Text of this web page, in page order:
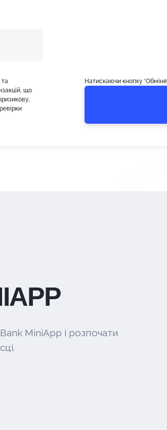
та
що
Натискаючи кнопку
MiniApp і розпочати